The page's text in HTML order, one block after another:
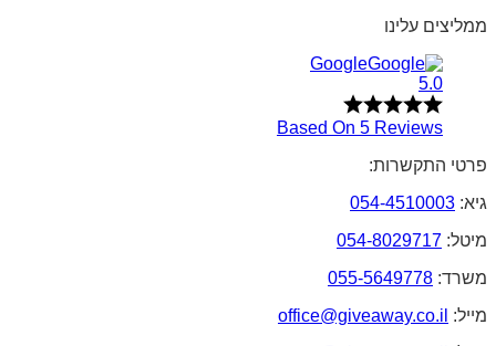
ממליצים עלינו
Google
5.0
Based On 5 Reviews
פרטי התקשרות:
גיא: 054-4510003
מיטל: 054-8029717
משרד: 055-5649778
מייל: office@giveaway.co.il